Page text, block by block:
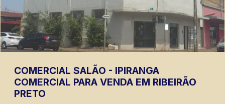
COMERCIAL SALÃO - IPIRANGA
COMERCIAL PARA VENDA EM RIBEIRÃO
PRETO